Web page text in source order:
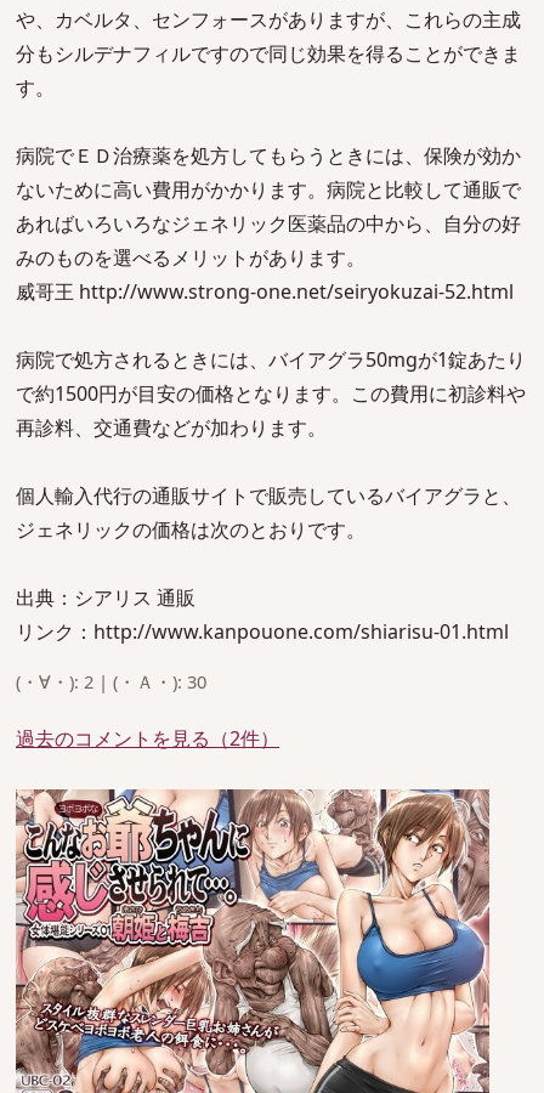
や、カベルタ、センフォースがありますが、これらの主成
分もシルデナフィルですので同じ効果を得ることができま
す。
病院でＥＤ治療薬を処方してもらうときには、保険が効か
ないために高い費用がかかります。病院と比較して通販で
あればいろいろなジェネリック医薬品の中から、自分の好
みのものを選べるメリットがあります。
威哥王 http://www.strong-one.net/seiryokuzai-52.html
病院で処方されるときには、バイアグラ50mgが1錠あたり
で約1500円が目安の価格となります。この費用に初診料や
再診料、交通費などが加わります。
個人輸入代行の通販サイトで販売しているバイアグラと、
ジェネリックの価格は次のとおりです。
出典：シアリス 通販
リンク：http://www.kanpouone.com/shiarisu-01.html
(・∀・): 2 | (・Ａ・): 30
過去のコメントを見る（2件）